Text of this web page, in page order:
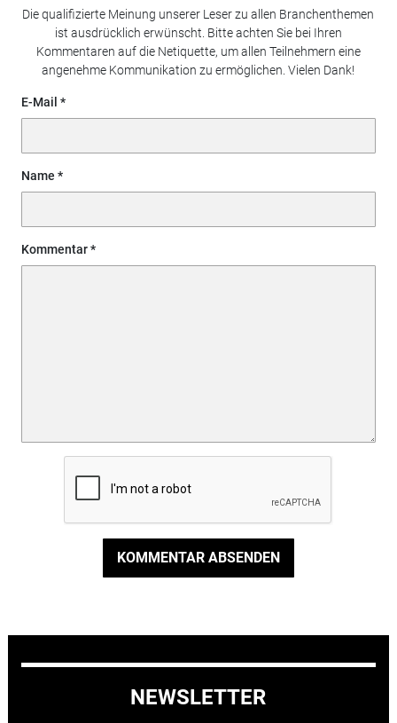
Die qualifizierte Meinung unserer Leser zu allen Branchenthemen
ist ausdrücklich erwünscht. Bitte achten Sie bei Ihren
Kommentaren auf die Netiquette, um allen Teilnehmern eine
angenehme Kommunikation zu ermöglichen. Vielen Dank!
E-Mail
Name
Kommentar
KOMMENTAR ABSENDEN
NEWSLETTER